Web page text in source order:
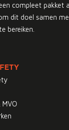
compleet pakket
dit doel samen
bereiken.